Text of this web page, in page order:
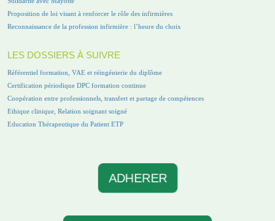
Proposition de loi visant à renforcer le rôle des infirmières
Reconnaissance de la profession infirmière : l’heure du choix
LES DOSSIERS À SUIVRE
Référentiel formation, VAE et réingénierie du diplôme
Certification périodique DPC formation continue
Coopération entre professionnels, transfert et partage de compétences
Ethique clinique, Relation soignant soigné
Education Thérapeutique du Patient ETP
ADHERER